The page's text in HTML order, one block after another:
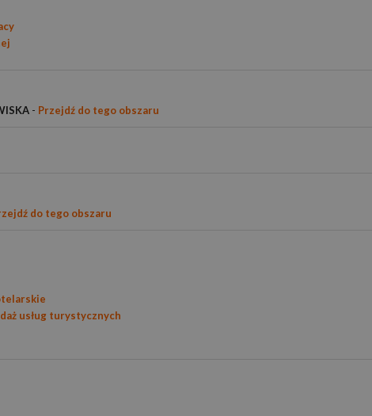
- Przejdź do tego obszaru
do tego obszaru
usług turystycznych